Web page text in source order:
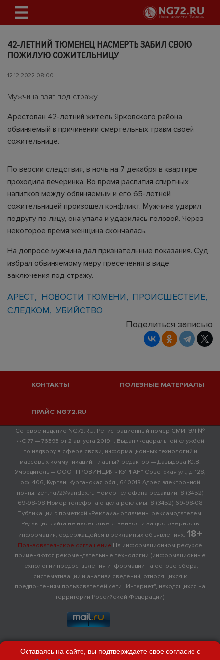
42-ЛЕТНИЙ ТЮМЕНЕЦ НАСМЕРТЬ ЗАБИЛ СВОЮ
ПОЖИЛУЮ СОЖИТЕЛЬНИЦУ
12.12.2022 08:00
Мужчина взят под стражу
Арестован 42-летний житель Ярковского района,
обвиняемый в причинении смертельных травм своей
сожительнице.
По версии следствия, в ночь на 7 декабря в квартире
проходила вечеринка. Во время распития спиртных
напитков между обвиняемым и его 65-летней
сожительницей произошел конфликт. Мужчина ударил
подругу по лицу, она упала и ударилась головой. Через
некоторое время женщина скончалась.
На допросе мужчина дал признательные показания. Суд
избрал обвиняемому меру пресечения в виде
заключения под стражу.
АРЕСТ НОВОСТИ ТЮМЕНИ
ПРОИСШЕСТВИЕ
СЛЕДКОМ
УБИЙСТВО
Поделиться записью
КОНТАКТЫ ПОЛЕЗНЫЕ МАТЕРИАЛЫ
ПРАЙС NG72.RU
Сетевое издание NG72.RU. Регистрационный номер СМИ: ЭЛ №
ФС 77 — 76393 от 2 августа 2019 г. Выдан Федеральной службой
по надзору в сфере связи, информационных технологий и
массовых коммуникаций. Главный редактор — Давыдова Ю.В.
Учредитель — ООО "ПРОВИНЦИЯ - КУРГАН" Советская ул., д. 128,
оф. 406, Курган, Курганская обл., 640018 Адрес электронной
почты: zen.ng72@yandex.ru Номер телефона редакции: 8 (3452)
69-98-08 Номер телефона отдела рекламы: 8 (3452) 69-98-08
Публикации с пометкой «Реклама» оплачены рекламодателем.
Редакция сайта не несет ответственности за достоверность
информации, содержащейся в рекламных объявлениях. 18+
Пользовательское соглашение На информационном ресурсе
применяются рекомендательные технологии (информационные
технологии предоставления информации на основе сбора,
систематизации и анализа сведений, относящихся к
предпочтениям пользователей сети "Интернет", находящихся на
территории Российской Федерации)
Оставаясь на сайте, вы подтверждаете свое согласие с